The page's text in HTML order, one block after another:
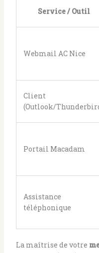
Service / Outil
Webmail AC Nice
Client
(Outlook/
Portail Macadam
Assistance
téléphonique
La maîtrise de votre